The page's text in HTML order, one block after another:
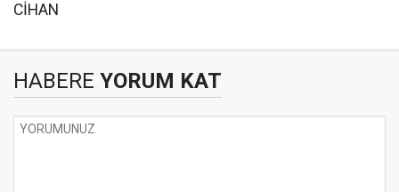
CİHAN
HABERE YORUM KAT